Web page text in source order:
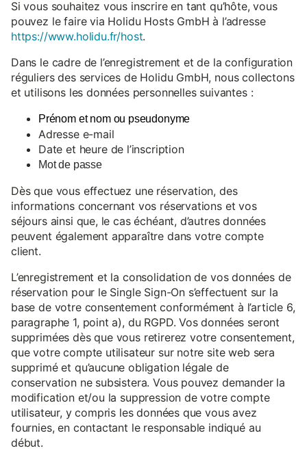
Si vous souhaitez vous inscrire en tant qu’hôte, vous
pouvez le faire via Holidu Hosts GmbH à l’adresse
https://www.holidu.fr/host.
Dans le cadre de l’enregistrement et de la configuration
réguliers des services de Holidu GmbH, nous collectons
et utilisons les données personnelles suivantes :
Prénom et nom ou pseudonyme
Adresse e-mail
Date et heure de l’inscription
Mot de passe
Dès que vous effectuez une réservation, des
informations concernant vos réservations et vos
séjours ainsi que, le cas échéant, d’autres données
peuvent également apparaître dans votre compte
client.
L’enregistrement et la consolidation de vos données de
réservation pour le Single Sign-On s’effectuent sur la
base de votre consentement conformément à l’article 6,
paragraphe 1, point a), du RGPD. Vos données seront
supprimées dès que vous retirerez votre consentement,
que votre compte utilisateur sur notre site web sera
supprimé et qu’aucune obligation légale de
conservation ne subsistera. Vous pouvez demander la
modification et/ou la suppression de votre compte
utilisateur, y compris les données que vous avez
fournies, en contactant le responsable indiqué au
début.